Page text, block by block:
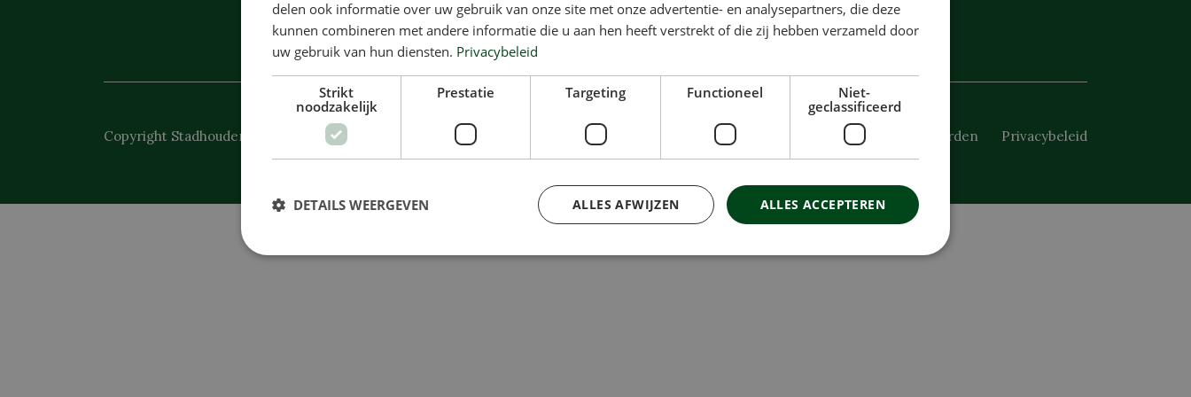
-BTW nr NL82004433B01
Copyright Stadhoudersplein 2026 - Aangeboden door Gym Apps Algemene voorwaarden Privacybeleid
delen ook informatie over uw gebruik van onze site met onze advertentie- en analysepartners, die deze
kunnen combineren met andere informatie die u aan hen heeft verstrekt of die zij hebben verzameld door
uw gebruik van hun diensten. Privacybeleid
Strikt
noodzakelijk
Prestatie Targeting Functioneel
Niet-
geclassificeerd
ALLES ACCEPTEREN
ALLES AFWIJZEN
DETAILS WEERGEVEN